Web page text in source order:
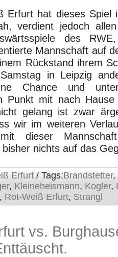
Erfurt hat dieses Spiel
verdient jedoch
des
Mannschaft auf
Rückstand ihrem
in Leipzig
Chance und
Punkt mit nach
gelang ist zwar
wir im weiteren
dieser
nichts auf das
Erfurt / Tags:Brandstetter,
, Kleineheismann, Kogler,
, Rot-Weiß Erfurt, Strangl
vs.